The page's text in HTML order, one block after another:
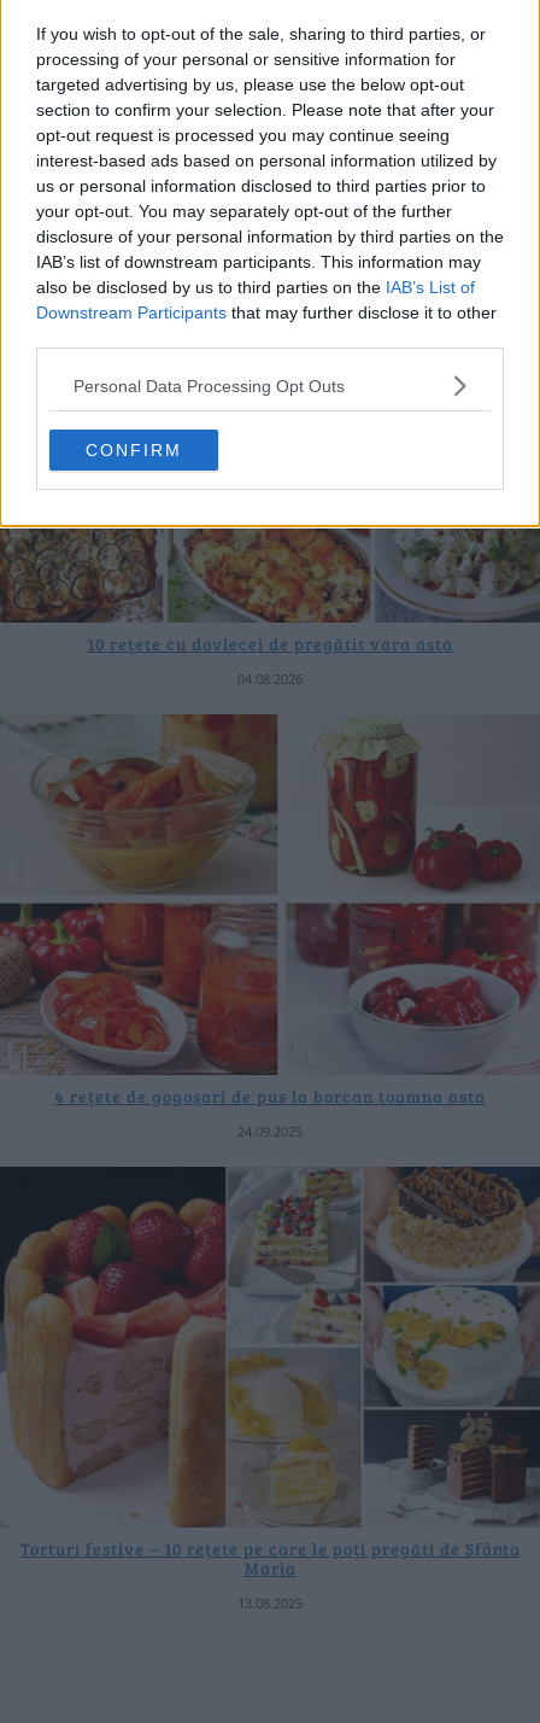
If you wish to opt-out of the sale, sharing to third parties, or
processing of your personal or sensitive information for
targeted advertising by us, please use the below opt-out
section to confirm your selection. Please note that after your
opt-out request is processed you may continue seeing
interest-based ads based on personal information utilized by
us or personal information disclosed to third parties prior to
your opt-out. You may separately opt-out of the further
disclosure of your personal information by third parties on the
IAB’s list of downstream participants. This information may
also be disclosed by us to third parties on the IAB’s List of
Downstream Participants that may further disclose it to other
Personal Data Processing Opt Outs
CONFIRM
20 de rețete de salate de vară fără prelucrare termică
06.08.2026
10 rețete cu dovlecei de pregătit vara asta
04.08.2026
4 rețete de gogoșari de pus la borcan toamna asta
24.09.2025
Torturi festive – 10 rețete pe care le poți pregăti de Sfânta
Maria
13.08.2025